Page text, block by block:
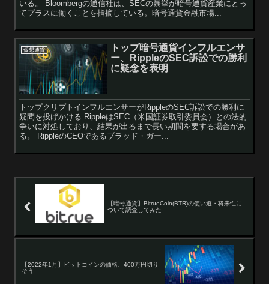
いる。 Bloombergの通信社は、SECの暴挙が暗号通貨産業にとっ
てプラスに働くことを指摘している。暗号通貨金融市場...
仮想通貨
トップ暗号通貨インフルエンサ
ー、RippleのSEC訴訟での勝利
に疑念を表明
トップクリプトインフルエンサーがRippleのSEC訴訟での勝利に
疑問を投げかける RippleはSEC（米国証券取引委員会）との法的
争いに対処しており、結果が出るまで長い期間を要する場合があ
る。 RippleのCEOであるブラッド・ガー...
【暗号通貨】BitrueCoin(BTR)の使い道・将来性に
ついて調査してみた
【2022年1月】ビットコインの価格、400万円切り
そう